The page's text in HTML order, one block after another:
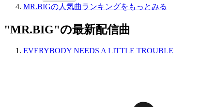
MR.BIGの人気曲ランキングをもっとみる
"MR.BIG"の最新配信曲
EVERYBODY NEEDS A LITTLE TROUBLE